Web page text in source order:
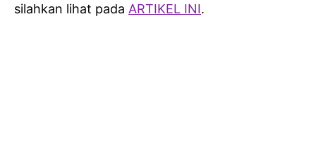
silahkan lihat pada ARTIKEL INI.